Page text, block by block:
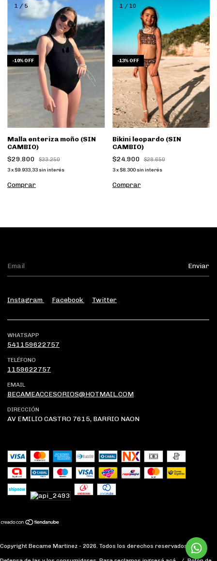
1 / 5
-10% OFF
Malla enteriza moño (SIN
CAMBIO)
$29.800
$33.250
3x $9.933,33 sin interés
Comprar
1/ 10
-13% OFF
Bikini leopardo (SIN
CAMBIO)
$24.900
$28.650
3 x $8.300 sin interés
Comprar
Instagram Facebook Twitter
WHATSAPP
541159622757
TELÉFONO
1159622757
EMAIL
BECAMEACCESORIOS@HOTMAIL.COM
DIRECCIÓN
AV EMILIO CASTRO 7615, BARRIO NAON
Copyright Became Martinez - 2026. Todos los derechos reservados.